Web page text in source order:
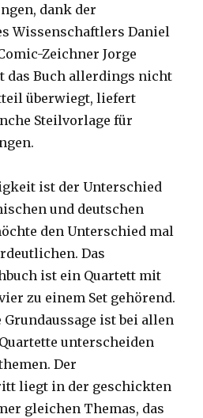
dank der
Wissenschaftlers Daniel
Zeichner Jorge
das Buch allerdings nicht
überwiegt, liefert
Steilvorlage für
ist der Unterschied
und deutschen
den Unterschied mal
Das
ist ein Quartett mit
zu einem Set gehörend.
Grundaussage ist bei allen
unterscheiden
Der
liegt in der geschickten
gleichen Themas, das